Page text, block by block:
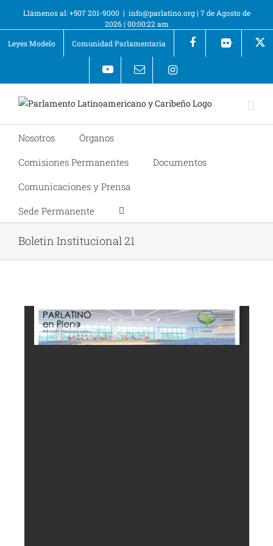
Llámenos al: +507 201-9000 | info@parlatino.org| 7 de Agosto de
2026 | 00:00:22 am
Leyes Modelo
Comunidad Parlamentaria +
Nosotros
Órganos
Comisiones Permanentes
Documentos
Comunicaciones y Prensa
Sede Permanente
Boletin Institucional 21